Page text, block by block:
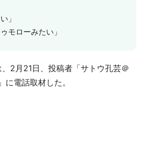
」
モローみたい」
2月21日、投稿者「サトウ孔芸＠
電話取材した。